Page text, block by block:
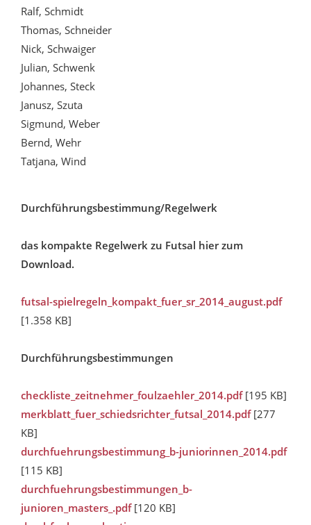
Ralf, Schmidt
Thomas, Schneider
Nick, Schwaiger
Julian, Schwenk
Johannes, Steck
Janusz, Szuta
Sigmund, Weber
Bernd, Wehr
Tatjana, Wind
Durchführungsbestimmung/Regelwerk
das kompakte Regelwerk zu Futsal hier zum
Download.
futsal-spielregeln_kompakt_fuer_sr_2014_august.pdf
[1.358 KB]
Durchführungsbestimmungen
checkliste_zeitnehmer_foulzaehler_2014.pdf[195 KB]
merkblatt_fuer_schiedsrichter_futsal_2014.pdf[277
KB]
durchfuehrungsbestimmung_b-juniorinnen_2014.pdf
[115 KB]
durchfuehrungsbestimmungen_b-
junioren_masters_.pdf[120 KB]